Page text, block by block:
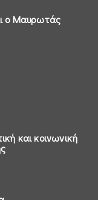
ο Μαυρωτάς
και κοινωνική